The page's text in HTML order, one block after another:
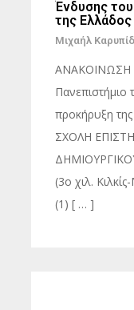
Ένδυσης
της Ελλάδος
Μιχαήλ
ΑΝΑΚΟΙΝΩΣΗ
Πανεπιστήμιο
προκήρυξη
ΣΧΟΛΗ
(3ο χιλ.
(1) [ … ]